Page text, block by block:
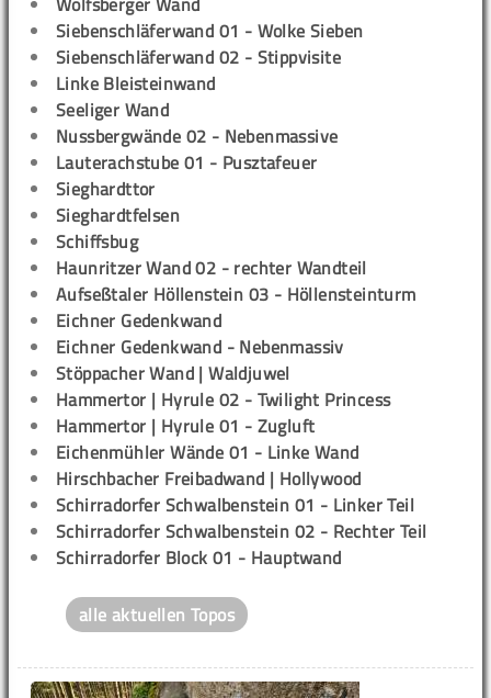
Siebenschläferwand 01 - Wolke Sieben
Siebenschläferwand 02 - Stippvisite
Linke Bleisteinwand
Seeliger Wand
Nussbergwände 02 - Nebenmassive
Lauterachstube 01 - Pusztafeuer
Sieghardttor
Sieghardtfelsen
Schiffsbug
Haunritzer Wand 02 - rechter Wandteil
Aufseßtaler Höllenstein 03 - Höllensteinturm
Eichner Gedenkwand
Eichner Gedenkwand - Nebenmassiv
Stöppacher Wand | Waldjuwel
Hammertor | Hyrule 02 - Twilight Princess
Hammertor | Hyrule 01 - Zugluft
Eichenmühler Wände 01 - Linke Wand
Hirschbacher Freibadwand | Hollywood
Schirradorfer Schwalbenstein 01 - Linker Teil
Schirradorfer Schwalbenstein 02 - Rechter Teil
Schirradorfer Block 01 - Hauptwand
alle aktuellen Topos